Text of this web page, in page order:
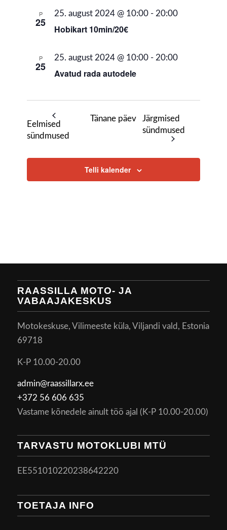
P
25
25. august 2024 @ 10:00 - 20:00
Hobikart 10min/20€
P
25
25. august 2024 @ 10:00 - 20:00
Avatud rada autodele
Eelmised
sündmused
Tänane päev
Järgmised
sündmused
Telli kalender
RAASSILLA MOTO- JA
VABAAJAKESKUS
Motokeskuse, Vilimeeste küla, Viljandi vald, Estonia
69718
K-P 10.00-20.00
admin@raassillarx.ee
+372 56 606 635
Vastame kõnedele ainult töö ajal (K-P 10.00-20.00)
TARVASTU MOTOKLUBI MTÜ
EE551010220238642220
TOETAJA INFO